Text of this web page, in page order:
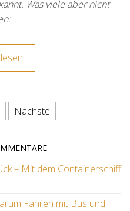
Was viele aber nicht
der
Nächste
– Mit dem Containerschiff
Fahren mit Bus und